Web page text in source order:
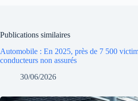
Publications similaires
Automobile : En 2025, près de 7 500
conducteurs non assurés
30/06/2026